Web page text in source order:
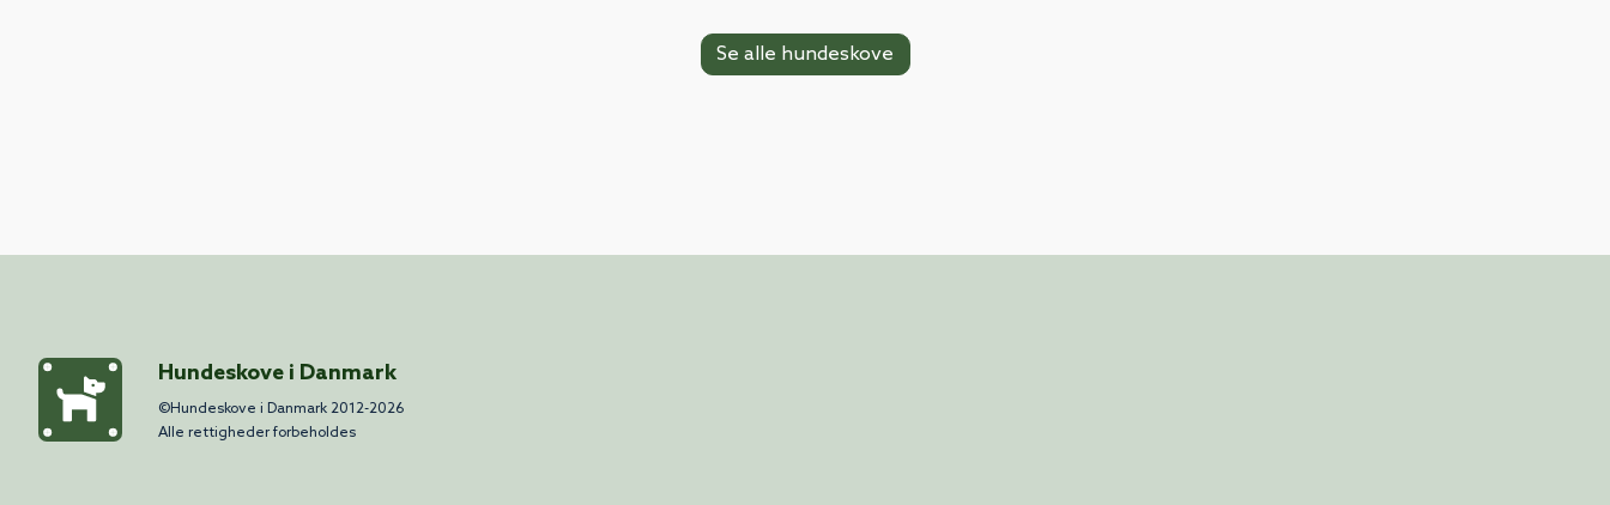
Se alle hundeskove
Hundeskove i Danmark
©Hundeskove i Danmark 2012-2026
Alle rettigheder forbeholdes